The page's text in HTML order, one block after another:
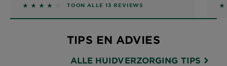
4 out of 5 stars based on reviews
TOON ALLE 13 REVIEWS
TIPS EN ADVIES
ALLE HUIDVERZORGING TIPS